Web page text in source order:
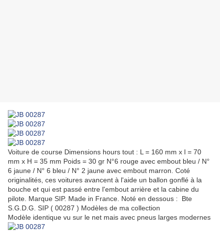
Voiture de course Dimensions hours tout : L = 160 mm x l = 70
mm x H = 35 mm Poids = 30 gr N°6 rouge avec embout bleu / N°
6 jaune / N° 6 bleu / N° 2 jaune avec embout marron. Coté
originalités, ces voitures avancent à l'aide un ballon gonflé à la
bouche et qui est passé entre l'embout arrière et la cabine du
pilote. Marque SIP. Made in France. Noté en dessous : Bte
S.G.D.G. SIP ( 00287 ) Modèles de ma collection
Modèle identique vu sur le net mais avec pneus larges modernes